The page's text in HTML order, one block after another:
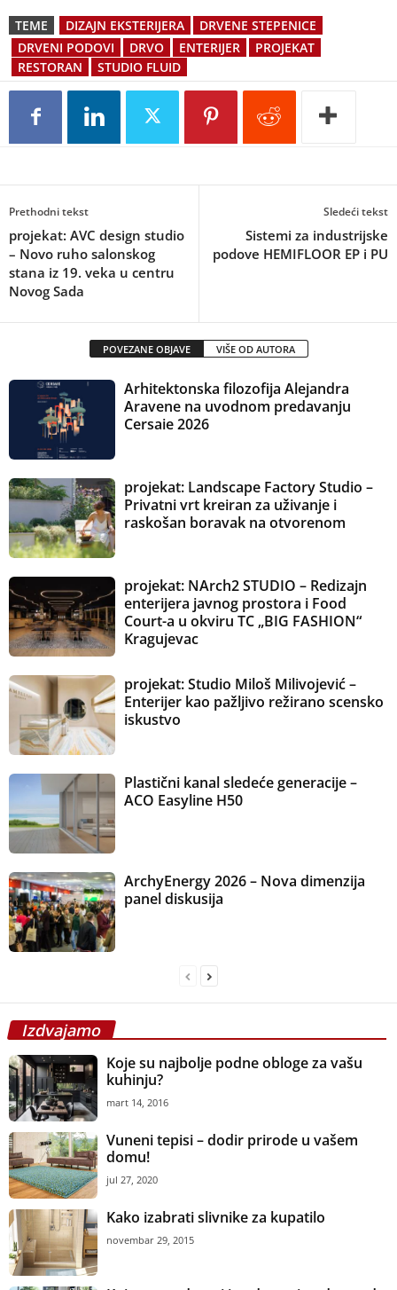
TEME DIZAJN EKSTERIJERA
DRVENE STEPENICE
DRVENI PODOVI
DRVO ENTERIJER
PROJEKAT
RESTORAN
STUDIO FLUID
Prethodni tekst
projekat: AVC design studio
– Novo ruho salonskog
stana iz 19. veka u centru
Novog Sada
Sledeći tekst
Sistemi za industrijske
podove HEMIFLOOR EP i PU
POVEZANE OBJAVE VIŠE OD AUTORA
Arhitektonska filozofija Alejandra
Aravene na uvodnom predavanju
Cersaie 2026
projekat: Landscape Factory Studio –
Privatni vrt kreiran za uživanje i
raskošan boravak na otvorenom
projekat: NArch2 STUDIO – Redizajn
enterijera javnog prostora i Food
Court-a u okviru TC „BIG FASHION“
Kragujevac
projekat: Studio Miloš Milivojević –
Enterijer kao pažljivo režirano scensko
iskustvo
Plastični kanal sledeće generacije –
ACO Easyline H50
ArchyEnergy 2026 – Nova dimenzija
panel diskusija
Izdvajamo
Koje su najbolje podne obloge za vašu
kuhinju?
mart 14, 2016
Vuneni tepisi – dodir prirode u vašem
domu!
jul 27, 2020
Kako izabrati slivnike za kupatilo
novembar 29, 2015